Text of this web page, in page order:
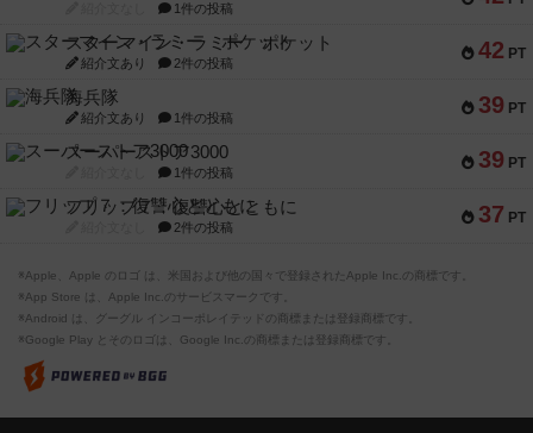
1件の投稿
42 PT
スターマイン・ラミー ポケット
紹介文あり 2件の投稿
39 PT
海兵隊
紹介文あり 1件の投稿
39 PT
スーパーストア3000
1件の投稿
37 PT
フリップ７：復讐心とともに
2件の投稿
※Apple、Apple のロゴ は、米国および他の国々で登録されたApple Inc.の商標です。
※App Store は、Apple Inc.のサービスマークです。
※Android は、グーグル インコーポレイテッドの商標または登録商標です。
※Google Play とそのロゴは、Google Inc.の商標または登録商標です。